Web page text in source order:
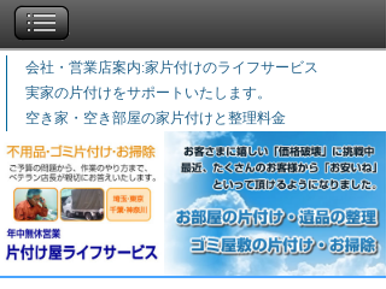
会社・営業店案内:家片付けのライフサービス
実家の片付けをサポートいたします。
空き家・空き部屋の家片付けと整理料金